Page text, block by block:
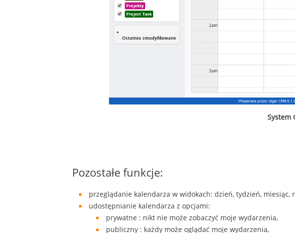
System
Pozostałe funkcje:
przeglądanie kalendarza w widokach: dzień, tydzień, miesiąc,
udostępnianie kalendarza z opcjami:
prywatne : nikt nie może zobaczyć moje wydarzenia,
publiczny : każdy może oglądać moje wydarzenia,